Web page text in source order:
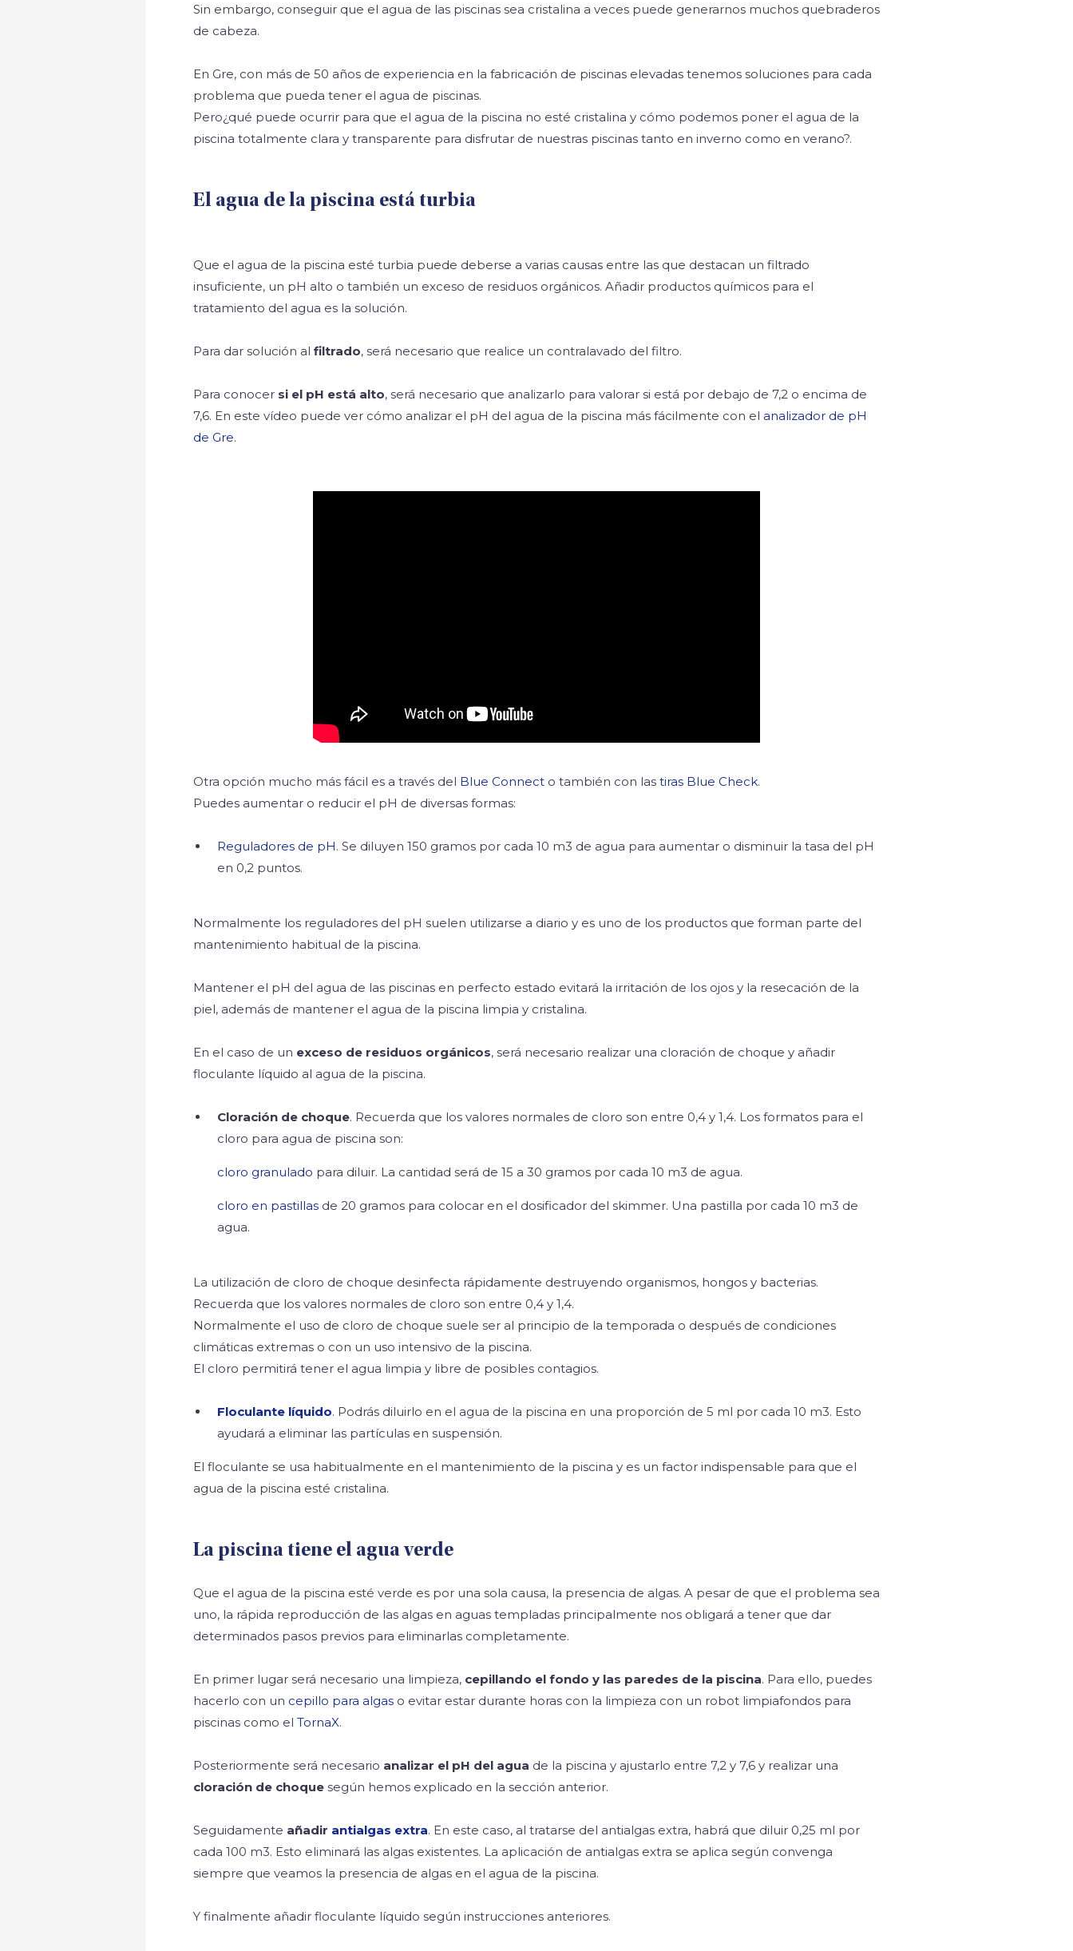
Sin embargo, conseguir que el agua de las piscinas sea cristalina a veces puede generarnos muchos quebraderos
de cabeza.
En Gre, con más de 50 años de experiencia en la fabricación de piscinas elevadas tenemos soluciones para cada
problema que pueda tener el agua de piscinas.
Pero¿qué puede ocurrir para que el agua de la piscina no esté cristalina y cómo podemos poner el agua de la
piscina totalmente clara y transparente para disfrutar de nuestras piscinas tanto en inverno como en verano?.
El agua de la piscina está turbia
Que el agua de la piscina esté turbia puede deberse a varias causas entre las que destacan un filtrado
insuficiente, un pH alto o también un exceso de residuos orgánicos. Añadir productos químicos para el
tratamiento del agua es la solución.
Para dar solución al filtrado, será necesario que realice un contralavado del filtro.
Para conocer si el pH está alto, será necesario que analizarlo para valorar si está por debajo de 7,2 o encima de
7,6. En este vídeo puede ver cómo analizar el pH del agua de la piscina más fácilmente con el analizador de pH
de Gre.
Otra opción mucho más fácil es a través del Blue Connect o también con las tiras Blue Check.
Puedes aumentar o reducir el pH de diversas formas:
Reguladores de pH. Se diluyen 150 gramos por cada 10 m3 de agua para aumentar o disminuir la tasa del pH
en 0,2 puntos.
Normalmente los reguladores del pH suelen utilizarse a diario y es uno de los productos que forman parte del
mantenimiento habitual de la piscina.
Mantener el pH del agua de las piscinas en perfecto estado evitará la irritación de los ojos y la resecación de la
piel, además de mantener el agua de la piscina limpia y cristalina.
En el caso de un exceso de residuos orgánicos, será necesario realizar una cloración de choque y añadir
floculante líquido al agua de la piscina.
Cloración de choque. Recuerda que los valores normales de cloro son entre 0,4 y 1,4. Los formatos para el
cloro para agua de piscina son:
cloro granulado para diluir. La cantidad será de 15 a 30 gramos por cada 10 m3 de agua.
cloro en pastillas de 20 gramos para colocar en el dosificador del skimmer. Una pastilla por cada 10 m3 de
agua.
La utilización de cloro de choque desinfecta rápidamente destruyendo organismos, hongos y bacterias.
Recuerda que los valores normales de cloro son entre 0,4 y 1,4.
Normalmente el uso de cloro de choque suele ser al principio de la temporada o después de condiciones
climáticas extremas o con un uso intensivo de la piscina.
El cloro permitirá tener el agua limpia y libre de posibles contagios.
Floculante líquido. Podrás diluirlo en el agua de la piscina en una proporción de 5 ml por cada 10 m3. Esto
ayudará a eliminar las partículas en suspensión.
El floculante se usa habitualmente en el mantenimiento de la piscina y es un factor indispensable para que el
agua de la piscina esté cristalina.
La piscina tiene el agua verde
Que el agua de la piscina esté verde es por una sola causa, la presencia de algas. A pesar de que el problema sea
uno, la rápida reproducción de las algas en aguas templadas principalmente nos obligará a tener que dar
determinados pasos previos para eliminarlas completamente.
En primer lugar será necesario una limpieza, cepillando el fondo y las paredes de la piscina. Para ello, puedes
hacerlo con un cepillo para algas o evitar estar durante horas con la limpieza con un robot limpiafondos para
piscinas como el TornaX.
Posteriormente será necesario analizar el pH del agua de la piscina y ajustarlo entre 7,2 y 7,6 y realizar una
cloración de choque según hemos explicado en la sección anterior.
Seguidamente añadir antialgas extra. En este caso, al tratarse del antialgas extra, habrá que diluir 0,25 ml por
cada 100 m3. Esto eliminará las algas existentes. La aplicación de antialgas extra se aplica según convenga
siempre que veamos la presencia de algas en el agua de la piscina.
Y finalmente añadir floculante líquido según instrucciones anteriores.